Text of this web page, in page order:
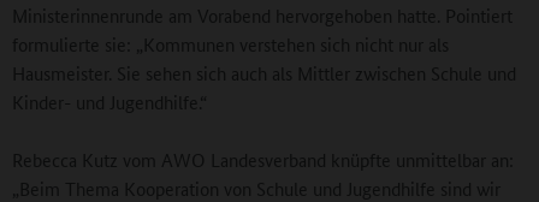
Ministerinnenrunde am Vorabend hervorgehoben hatte. Pointiert
formulierte sie: „Kommunen verstehen sich nicht nur als
Hausmeister. Sie sehen sich auch als Mittler zwischen Schule und
Kinder- und Jugendhilfe.“
Rebecca Kutz vom AWO Landesverband knüpfte unmittelbar an:
„Beim Thema Kooperation von Schule und Jugendhilfe sind wir